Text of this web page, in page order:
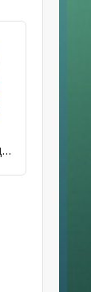
Mindi Coat (Минди Коут) [МОД Бесконечные монеты] APK Android